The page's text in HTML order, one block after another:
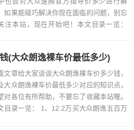
如果能碰巧解决你现在面临的问题，别忘
注本站，现在开始吧！本文目录一览：
(大众朗逸裸车价最低多少)
文章给大家谈谈大众朗逸裸车价多少钱，
大众朗逸裸车价最低多少对应的知识点，
对各位有所帮助，不要忘了收藏本站喔。
目录一览： 1、12.2万买大众朗逸五百万